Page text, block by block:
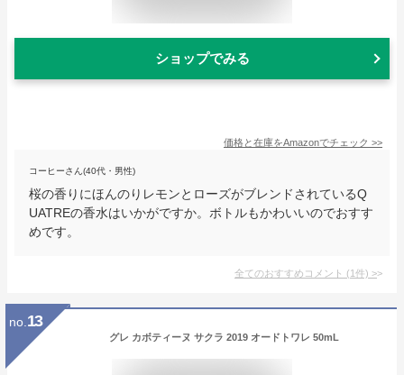
ショップでみる
価格と在庫をAmazonでチェック >>
コーヒーさん(40代・男性)
桜の香りにほんのりレモンとローズがブレンドされているQ
UATREの香水はいかがですか。ボトルもかわいいのでおすす
めです。
全てのおすすめコメント (1件) >
no. 13
グレ カボティーヌ サクラ 2019 オードトワレ 50mL